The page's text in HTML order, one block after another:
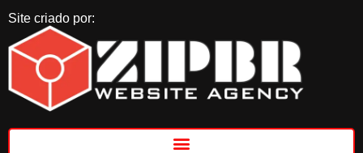
Site criado por: